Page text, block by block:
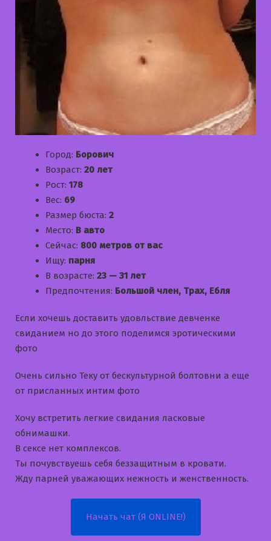
Город: Борович
Возраст: 20 лет
Рост: 178
Вес: 69
Размер бюста: 2
Место: В авто
Сейчас: 800 метров от вас
Ищу: парня
В возрасте: 23 — 31 лет
Предпочтения: Большой член, Трах, Ебля
Если хочешь доставить удовльствие девченке
свиданием но до этого поделимся эротическими
фото
Очень сильно Теку от бескультурной болтовни а еще
от присланных интим фото
Хочу встретить легкие свидания ласковые
обнимашки.
В сексе нет комплексов.
Ты почувствуешь себя беззащитным в кровати.
Жду парней уважающих нежность и женственность.
Начать чат (Я ONLINE!)